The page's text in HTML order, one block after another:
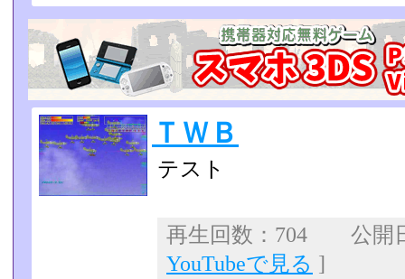
ＴＷＢ
テスト
再生回数：704 公開
YouTubeで見る ]